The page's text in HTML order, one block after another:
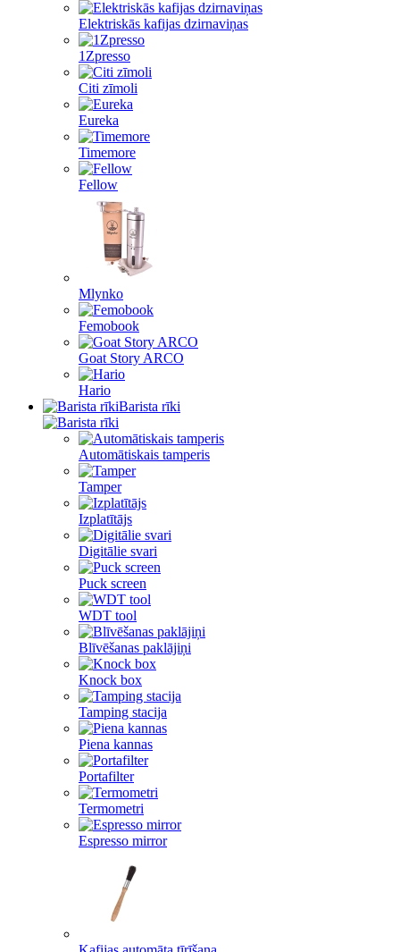
Elektriskās kafijas dzirnaviņas
1Zpresso
Citi zīmoli
Eureka
Timemore
Fellow
Mlynko
Femobook
Goat Story ARCO
Hario
Barista rīki
Automātiskais tamperis
Tamper
Izplatītājs
Digitālie svari
Puck screen
WDT tool
Blīvēšanas paklājiņi
Knock box
Tamping stacija
Piena kannas
Portafilter
Termometri
Espresso mirror